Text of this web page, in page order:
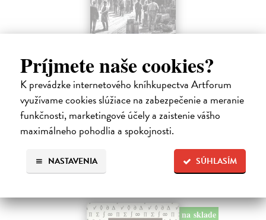
Príjmete naše cookies?
K prevádzke internetového kníhkupectva Artforum
využívame cookies slúžiace na zabezpečenie a meranie
funkčnosti, marketingové účely a zaistenie vášho
maximálneho pohodlia a spokojnosti.
SÚHLASÍM
NASTAVENIA
Memoár o chudobě
Tocqueville Alexis de| Kniha
První český překlad méně známého díla jedné z nejvýznamnějších
osobností evropské politické filosofie 19. století je doplněn obšírnými
komentáři Ivo Budila, Jana Kellera a Gertrudy Himmelfalberové.
Od…
Na sklade
6,60 € ?
na sklade